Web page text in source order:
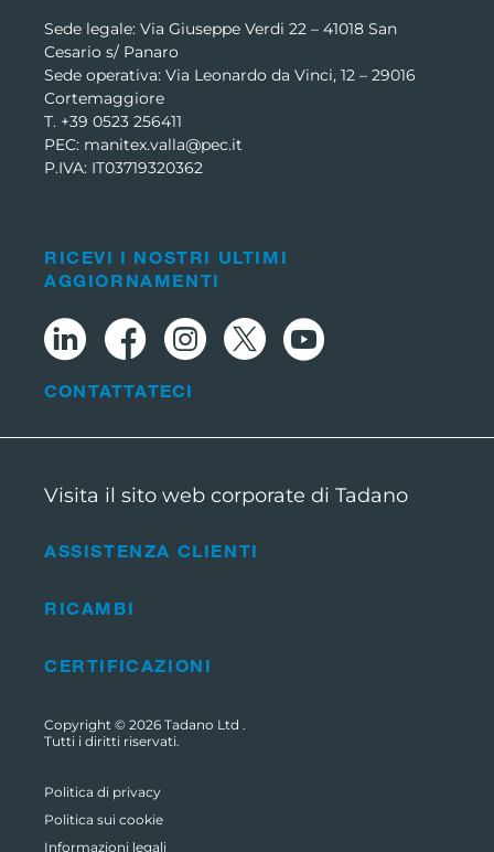
Sede legale: Via Giuseppe Verdi 22 – 41018 San
Cesario s/ Panaro
Sede operativa: Via Leonardo da Vinci, 12 – 29016
Cortemaggiore
T. +39 0523 256411
PEC: manitex.valla@pec.it
P.IVA: IT03719320362
ASSISTENZA CLIENTI
RICAMBI
CERTIFICAZIONI
RICEVI I NOSTRI ULTIMI
AGGIORNAMENTI
CONTATTATECI
Visita il sito web corporate di Tadano
Copyright © 2026 Tadano Ltd .
Tutti i diritti riservati.
Politica di privacy
Politica sui cookie
Informazioni legali